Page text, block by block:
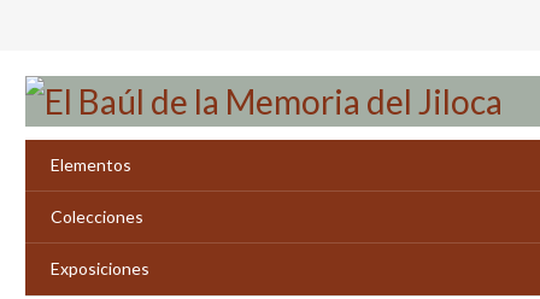
contenido
principal
Elementos
Colecciones
Exposiciones